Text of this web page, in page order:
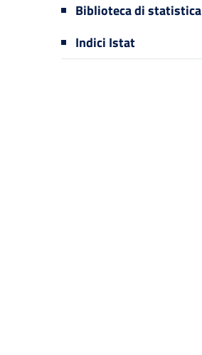
Biblioteca di statistica
Indici Istat